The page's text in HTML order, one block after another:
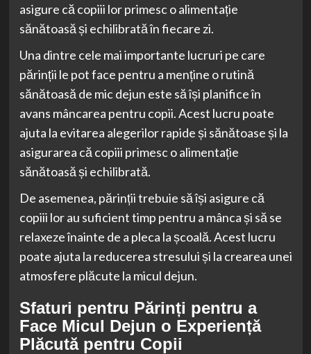
asigure că copiii lor primesc o alimentație
sănătoasă și echilibrată în fiecare zi.
Una dintre cele mai importante lucruri pe care
părinții le pot face pentru a menține o rutină
sănătoasă de mic dejun este să își planifice în
avans mâncarea pentru copii. Acest lucru poate
ajuta la evitarea alegerilor rapide și sănătoase și la
asigurarea că copiii primesc o alimentație
sănătoasă și echilibrată.
De asemenea, părinții trebuie să își asigure că
copiii lor au suficient timp pentru a mânca și să se
relaxeze înainte de a pleca la școală. Acest lucru
poate ajuta la reducerea stresului și la crearea unei
atmosfere plăcute la micul dejun.
Sfaturi pentru Părinți pentru a
Face Micul Dejun o Experiență
Plăcută pentru Copii